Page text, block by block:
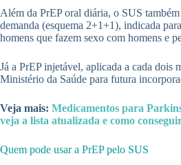
Além da PrEP oral diária, o SUS
demanda (esquema 2+1+1), indicada
homens que fazem sexo com homens e
Já a PrEP injetável, aplicada a cada dois
Ministério da Saúde para futura
Veja mais: Medicamentos para
veja a lista atualizada e como
Quem pode usar a PrEP pelo SUS